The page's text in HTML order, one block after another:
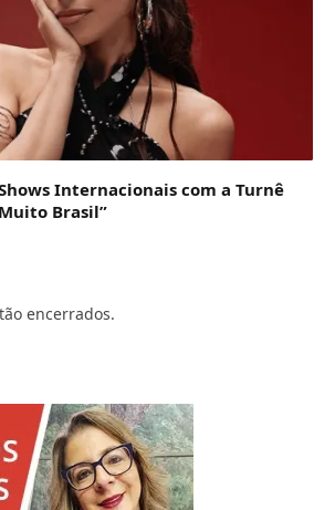
Internacionais com a Turnê
Brasil”
encerrados.